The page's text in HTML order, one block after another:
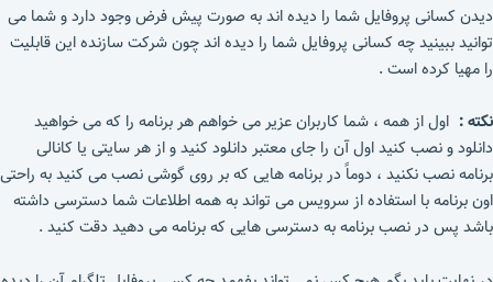
دیدن کسانی پروفایل شما را دیده اند به صورت پیش فرض وجود دارد و شما می
توانید ببینید چه کسانی پروفایل شما را دیده اند چون شرکت سازنده این قابلیت
را مهیا کرده است .
نکته : اول از همه ، شما کاربران عزیر می خواهم هر برنامه را که می خواهید
دانلود و نصب کنید اول آن را جای معتبر دانلود کنید و از هر سایتی یا کانالی
برنامه نصب نکنید ، دوماً در برنامه هایی که بر روی گوشی نصب می کنید به راحتی
اون برنامه با استفاده از سرویس می تواند به همه اطلاعات شما دسترسی داشته
باشد پس در نصب برنامه به دسترسی هایی که برنامه می دهید دقت کنید .